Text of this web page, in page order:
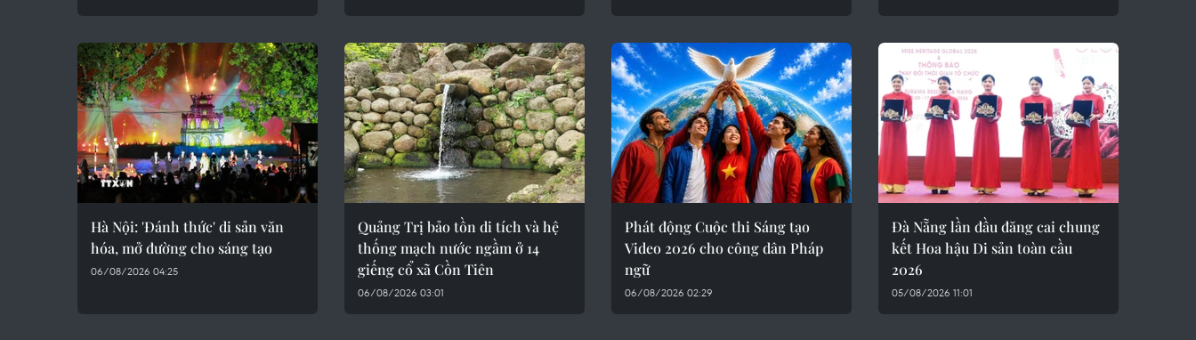
Hà Nội: 'Đánh thức' di sản văn
hóa, mở đường cho sáng tạo
06/08/2026 04:25
Quảng Trị bảo tồn di tích và hệ
thống mạch nước ngầm ở 14
giếng cổ xã Cồn Tiên
06/08/2026 03:01
Phát động Cuộc thi Sáng tạo
Video 2026 cho công dân Pháp
ngữ
06/08/2026 02:29
Đà Nẵng lần đầu đăng cai chung
kết Hoa hậu Di sản toàn cầu
2026
05/08/2026 11:01